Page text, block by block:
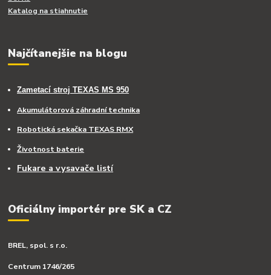
Katalog na stiahnutie
Najčítanejšie na blogu
Zametací stroj TEXAS MS 950
Akumulátorová záhradní technika
Robotická sekačka TEXAS RMX
Životnost baterie
Fukare a vysavače listí
Oficiálny importér pre SK a CZ
BREL, spol. s r.o.
Centrum 1746/265